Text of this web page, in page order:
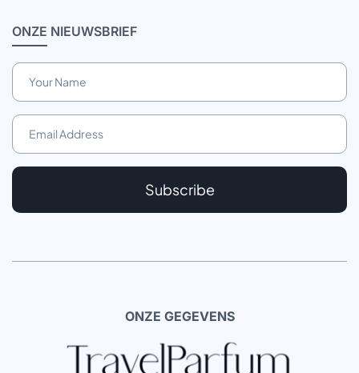
ONZE NIEUWSBRIEF
Subscribe
ONZE GEGEVENS